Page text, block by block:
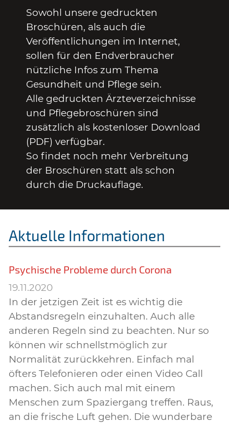
Sowohl unsere gedruckten
Broschüren, als auch die
Veröffentlichungen im Internet,
sollen für den Endverbraucher
nützliche Infos zum Thema
Gesundheit und Pflege sein.
Alle gedruckten Ärzteverzeichnisse
und Pflegebroschüren sind
zusätzlich als kostenloser Download
(PDF) verfügbar.
So findet noch mehr Verbreitung
der Broschüren statt als schon
durch die Druckauflage.
Aktuelle Informationen
Psychische Probleme durch Corona
19.11.2020
In der jetzigen Zeit ist es wichtig die
Abstandsregeln einzuhalten. Auch alle
anderen Regeln sind zu beachten. Nur so
können wir schnellstmöglich zur
Normalität zurückkehren. Einfach mal
öfters Telefonieren oder einen Video Call
machen. Sich auch mal mit einem
Menschen zum Spaziergang treffen. Raus,
an die frische Luft gehen. Die wunderbare